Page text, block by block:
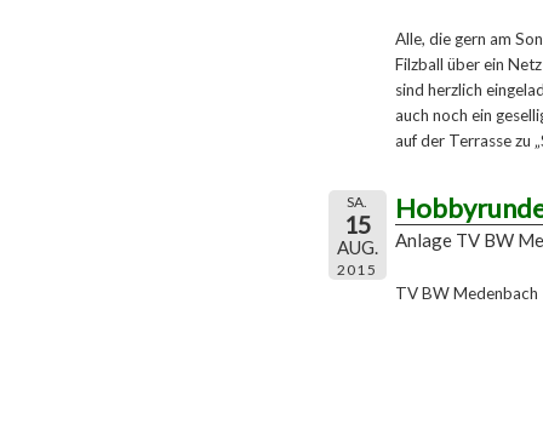
Alle, die gern am
Filzball über ein
sind herzlich
auch noch ein
auf der Terrasse zu
SA.
15
AUG.
2015
Anlage TV BW
TV BW